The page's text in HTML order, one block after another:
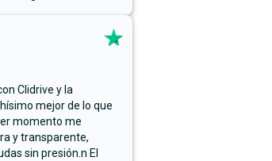
Clidrive y la
mejor de lo que
momento me
y transparente,
sin presión.n El